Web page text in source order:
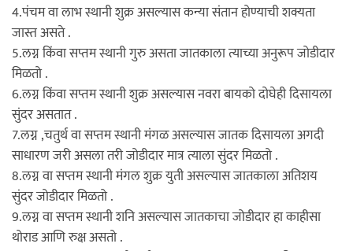
4.पंचम वा लाभ स्थानी शुक्र असल्यास कन्या संतान होण्याची शक्यता
जास्त असते .
5.लग्न किंवा सप्तम स्थानी गुरु असता जातकाला त्याच्या अनुरूप जोडीदार
मिळतो .
6.लग्न किंवा सप्तम स्थानी शुक्र असल्यास नवरा बायको दोघेही दिसायला
सुंदर असतात .
7.लग्न ,चतुर्थ वा सप्तम स्थानी मंगळ असल्यास जातक दिसायला अगदी
साधारण जरी असला तरी जोडीदार मात्र त्याला सुंदर मिळतो .
8.लग्न वा सप्तम स्थानी मंगल शुक्र युती असल्यास जातकाला अतिशय
सुंदर जोडीदार मिळतो .
9.लग्न वा सप्तम स्थानी शनि असल्यास जातकाचा जोडीदार हा काहीसा
थोराड आणि रुक्ष असतो .